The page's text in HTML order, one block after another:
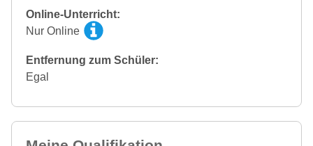
Online-Unterricht:
Nur Online
Entfernung zum Schüler:
Egal